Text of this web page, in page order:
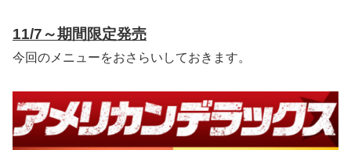
11/7～期間限定発売
今回のメニューをおさらいしておきます。